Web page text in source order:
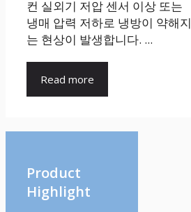
컨 실외기 저압 센서 이상 또는
냉매 압력 저하로 냉방이 약해지
는 현상이 발생합니다. ...
Read more
Product
Highlight